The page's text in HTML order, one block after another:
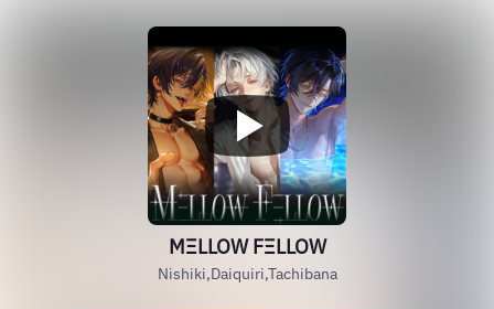
MΞLLOW FΞLLOW
Nishiki,Daiquiri,Tachibana